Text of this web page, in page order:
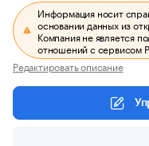
Информация носит
основании данных из
Компания не является
отношений с сервисом
Редактировать описание